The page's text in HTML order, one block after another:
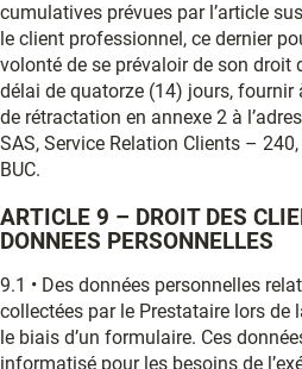
cumulatives prévues par l’article
le client professionnel, ce dernier
volonté de se prévaloir de son droit
délai de quatorze (14) jours, fournir
de rétractation en annexe 2 à
SAS, Service Relation Clients –
BUC.
ARTICLE 9 – DROIT DES
DONNEES PERSONNELLES
9.1 • Des données personnelles
collectées par le Prestataire lors de
le biais d’un formulaire. Ces
informatisé pour les besoins de